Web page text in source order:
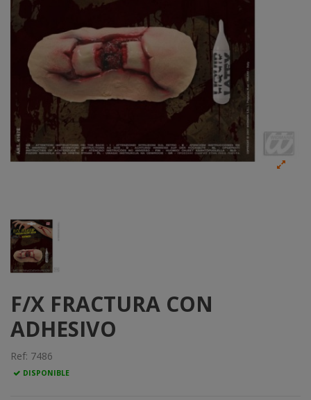
F/X FRACTURA CON
ADHESIVO
Ref: 7486
DISPONIBLE